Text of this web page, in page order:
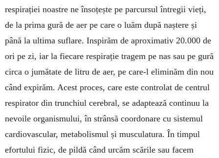
respirației noastre ne însoțește pe parcursul întregii vieți,
de la prima gură de aer pe care o luăm după naștere și
până la ultima suflare. Inspirăm de aproximativ 20.000 de
ori pe zi, iar la fiecare respirație tragem pe nas sau pe gură
circa o jumătate de litru de aer, pe care-l eli­minăm din nou
când expirăm. Acest proces, care este controlat de centrul
respi­rator din trunchiul cerebral, se adap­tează con­tinuu la
nevoile or­ganismului, în strân­să coordo­nare cu sistemul
cardio­vas­cular, metabolismul și musculatura. În timpul
efortului fizic, de pildă când ur­căm scările sau facem